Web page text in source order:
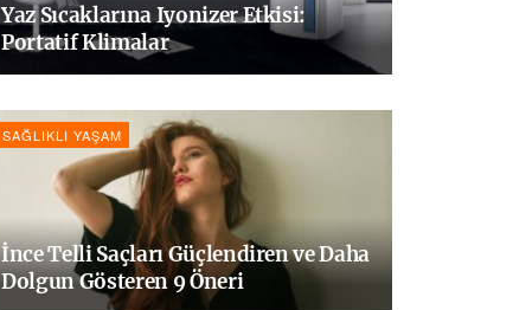
Yaz Sıcaklarına Iyonizer Etkisi:
Portatif Klimalar
SAĞLIKLI YAŞAM
İnce Telli Saçları Güçlendiren ve Daha
Dolgun Gösteren 9 Öneri